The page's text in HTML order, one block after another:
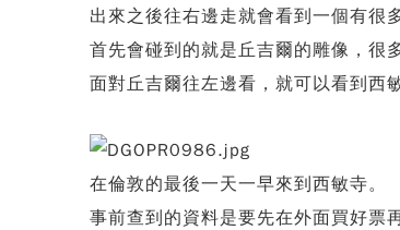
出來之後往右邊走就會看到一個有很
首先會碰到的就是丘吉爾的雕像，很
面對丘吉爾往左邊看，就可以看到西
在倫敦的最後一天一早來到西敏寺。
事前查到的資料是要先在外面買好票